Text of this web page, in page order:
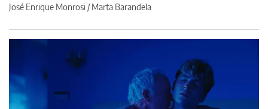
José Enrique Monrosi / Marta Barandela